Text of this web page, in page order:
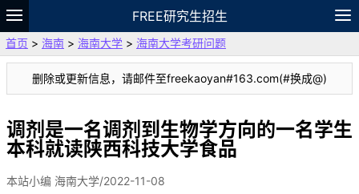
FREE研究生招生
题库
故事 专题 APP 笔记
VIP
资料
首页 > 海南 > 海南大学 > 海南大学考研问题
删除或更新信息，请邮件至freekaoyan#163.com(#换成@)
调剂是一名调剂到生物学方向的一名学生
本科就读陕西科技大学食品
本站小编 海南大学/2022-11-08